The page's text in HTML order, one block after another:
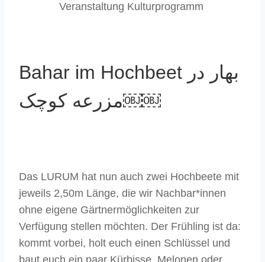
Veranstaltung Kulturprogramm
Bahar im Hochbeet بهار در
مزرعه کوچک￼￼
Das LURUM hat nun auch zwei Hochbeete mit
jeweils 2,50m Länge, die wir Nachbar*innen
ohne eigene Gärtnermöglichkeiten zur
Verfügung stellen möchten. Der Frühling ist da:
kommt vorbei, holt euch einen Schlüssel und